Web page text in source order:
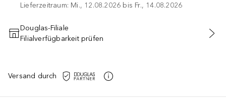
Lieferzeitraum: Mi., 12.08.2026 bis Fr., 14.08.2026
IN DEN WARENKORB
Douglas-Filiale
Filialverfügbarkeit prüfen
Versand durch